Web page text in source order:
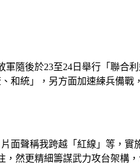
隨後於23至24日舉行「聯合
和統」，另方面加速練兵備戰
面聲稱我跨越「紅線」等，實
然更精細籌謀武力攻台架構